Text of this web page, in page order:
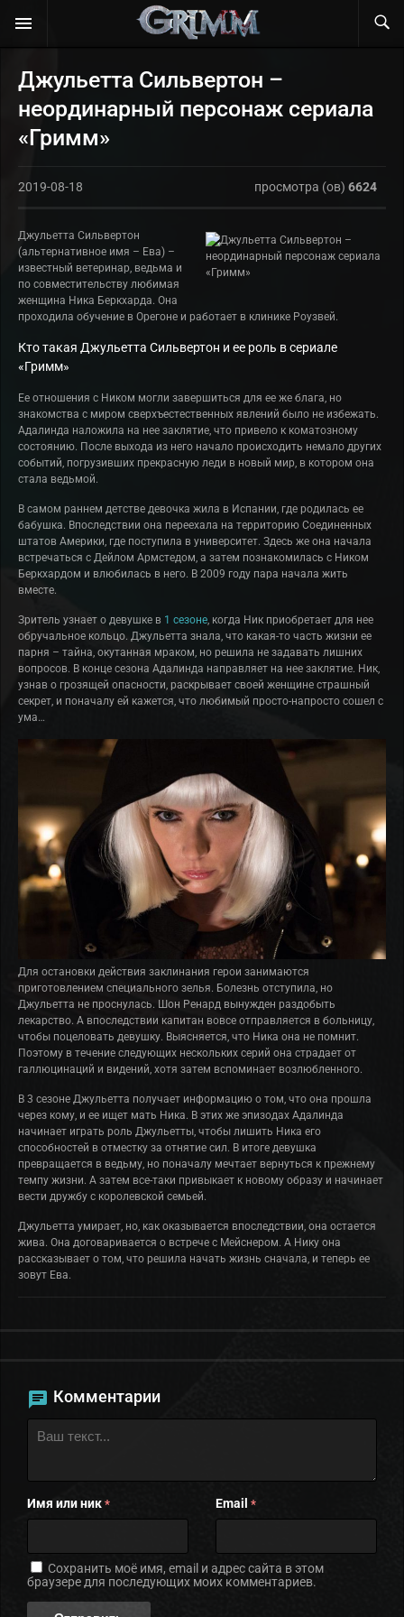
Джульетта Сильвертон –
неординарный персонаж сериала
«Гримм»
2019-08-18 просмотра (ов) 6624
Джульетта Сильвертон
(альтернативное имя – Ева) –
известный ветеринар, ведьма и
по совместительству любимая
женщина Ника Беркхарда. Она
проходила обучение в Орегоне и работает в клинике Роузвей.
Кто такая Джульетта Сильвертон и ее роль в сериале
«Гримм»
Ее отношения с Ником могли завершиться для ее же блага, но
знакомства с миром сверхъестественных явлений было не избежать.
Адалинда наложила на нее заклятие, что привело к коматозному
состоянию. После выхода из него начало происходить немало других
событий, погрузивших прекрасную леди в новый мир, в котором она
стала ведьмой.
В самом раннем детстве девочка жила в Испании, где родилась ее
бабушка. Впоследствии она переехала на территорию Соединенных
штатов Америки, где поступила в университет. Здесь же она начала
встречаться с Дейлом Армстедом, а затем познакомилась с Ником
Беркхардом и влюбилась в него. В 2009 году пара начала жить
вместе.
Зритель узнает о девушке в 1 сезоне, когда Ник приобретает для нее
обручальное кольцо. Джульетта знала, что какая-то часть жизни ее
парня – тайна, окутанная мраком, но решила не задавать лишних
вопросов. В конце сезона Адалинда направляет на нее заклятие. Ник,
узнав о грозящей опасности, раскрывает своей женщине страшный
секрет, и поначалу ей кажется, что любимый просто-напросто сошел с
ума…
Для остановки действия заклинания герои занимаются
приготовлением специального зелья. Болезнь отступила, но
Джульетта не проснулась. Шон Ренард вынужден раздобыть
лекарство. А впоследствии капитан вовсе отправляется в больницу,
чтобы поцеловать девушку. Выясняется, что Ника она не помнит.
Поэтому в течение следующих нескольких серий она страдает от
галлюцинаций и видений, хотя затем вспоминает возлюбленного.
В 3 сезоне Джульетта получает информацию о том, что она прошла
через кому, и ее ищет мать Ника. В этих же эпизодах Адалинда
начинает играть роль Джульетты, чтобы лишить Ника его
способностей в отместку за отнятие сил. В итоге девушка
превращается в ведьму, но поначалу мечтает вернуться к прежнему
темпу жизни. А затем все-таки привыкает к новому образу и начинает
вести дружбу с королевской семьей.
Джульетта умирает, но, как оказывается впоследствии, она остается
жива. Она договаривается о встрече с Мейснером. А Нику она
рассказывает о том, что решила начать жизнь сначала, и теперь ее
зовут Ева.
Комментарии
Имя или ник * Email *
Сохранить моё имя, email и адрес сайта в этом
браузере для последующих моих комментариев.